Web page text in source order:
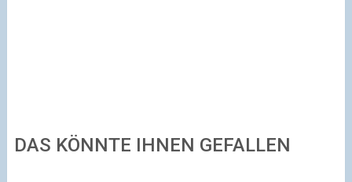
DAS KÖNNTE IHNEN GEFALLEN